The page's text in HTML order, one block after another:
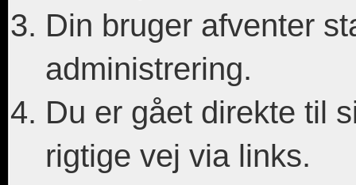
Din bruger afventer
administrering.
Du er gået direkte til
rigtige vej via links.